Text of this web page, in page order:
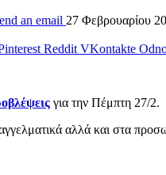
an email 27 Φεβρουαρίου
Reddit VKontakte
για την Πέμπτη 27/2.
αλλά και στα